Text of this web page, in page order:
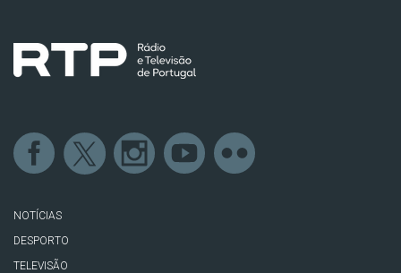
NOTÍCIAS
DESPORTO
TELEVISÃO